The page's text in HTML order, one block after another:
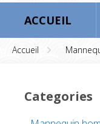
ACCUEIL
Accueil
Categories